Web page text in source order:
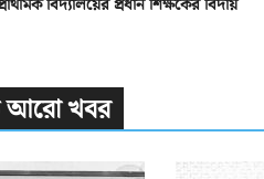
বিদ্যালয়ের প্রধান শিক্ষকের বিদায়
আরো খবর